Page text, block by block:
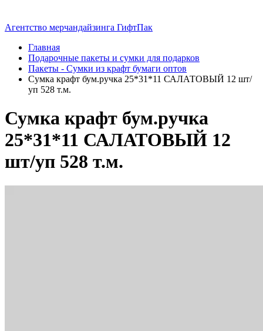
Агентство мерчандайзинга ГифтПак
Главная
Подарочные пакеты и сумки для подарков
Пакеты - Сумки из крафт бумаги оптов
Сумка крафт бум.ручка 25*31*11 САЛАТОВЫЙ 12 шт/
уп 528 т.м.
Сумка крафт бум.ручка
25*31*11 САЛАТОВЫЙ 12
шт/уп 528 т.м.